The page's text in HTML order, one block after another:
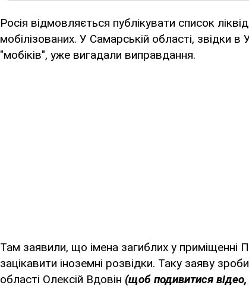
Росія відмовляється публікувати список
мобілізованих. У Самарській області, звідки в
"мобіків", уже вигадали виправдання.
Там заявили, що імена загиблих у приміщенні
зацікавити іноземні розвідки. Таку заяву
області Олексій Вдовін (щоб подивитися відео,